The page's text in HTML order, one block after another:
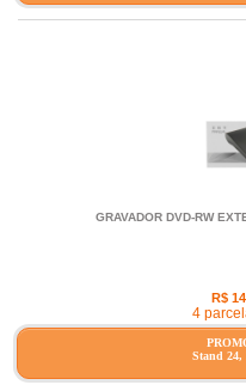
GRAVADOR DVD-RW
R$
4
Stand 24,